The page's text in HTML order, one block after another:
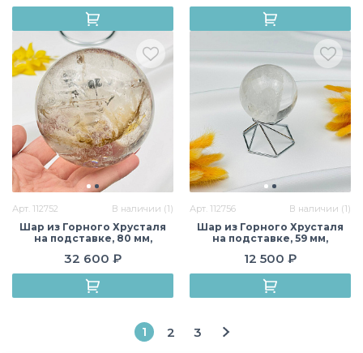
Арт. 112752 В наличии (1)
Шар из Горного Хрусталя
на подставке, 80 мм,
32 600 ₽
Арт. 112756 В наличии (1)
Шар из Горного Хрусталя
на подставке, 59 мм,
12 500 ₽
1 2 3